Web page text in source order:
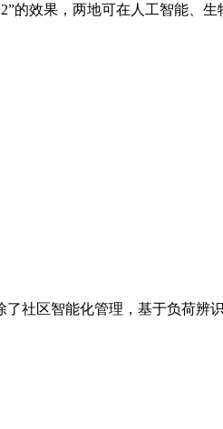
的效果，两地可在人工智能、
社区智能化管理，基于负荷辨